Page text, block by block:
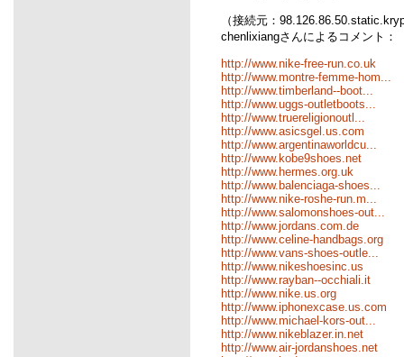
（接続元：
chenlixiangさんによるコメント：
http://www.nike-free-run.co.uk
http://www.montre-femme-hom...
http://www.timberland--boot...
http://www.uggs-outletboots...
http://www.truereligionoutl...
http://www.asicsgel.us.com
http://www.argentinaworldcu...
http://www.kobe9shoes.net
http://www.hermes.org.uk
http://www.balenciaga-shoes...
http://www.nike-roshe-run.m...
http://www.salomonshoes-out...
http://www.jordans.com.de
http://www.celine-handbags.org
http://www.vans-shoes-outle...
http://www.nikeshoesinc.us
http://www.rayban--occhiali.it
http://www.nike.us.org
http://www.iphonexcase.us.com
http://www.michael-kors-out...
http://www.nikeblazer.in.net
http://www.air-jordanshoes.net